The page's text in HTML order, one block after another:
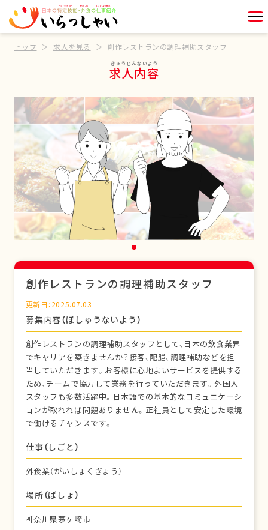
トップ 求人を見る 創作レストランの調理補助スタッフ
求人内容
創作レストランの調理補助スタッフ
更新日：2025.07.03
募集内容（ぼしゅうないよう）
創作レストランの調理補助スタッフとして、日本の飲食業界
でキャリアを築きませんか？接客、配膳、調理補助などを担
当していただきます。お客様に心地よいサービスを提供する
ため、チームで協力して業務を行っていただきます。外国人
スタッフも多数活躍中。日本語での基本的なコミュニケーシ
ョンが取れれば問題ありません。正社員として安定した環境
で働けるチャンスです。
仕事（しごと）
外食業（がいしょくぎょう）
場所（ばしょ）
神奈川県茅ヶ崎市